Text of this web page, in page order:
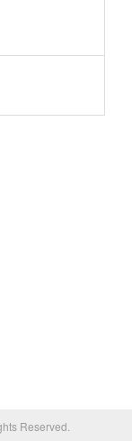
Reserved.